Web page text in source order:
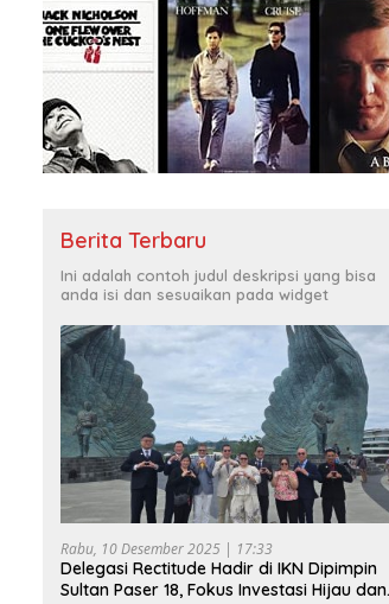
Berita Terbaru
Ini adalah contoh judul deskripsi yang bisa
anda isi dan sesuaikan pada widget
Rabu, 10 Desember 2025 | 17:33
Delegasi Rectitude Hadir di IKN Dipimpin
Sultan Paser 18, Fokus Investasi Hijau dan